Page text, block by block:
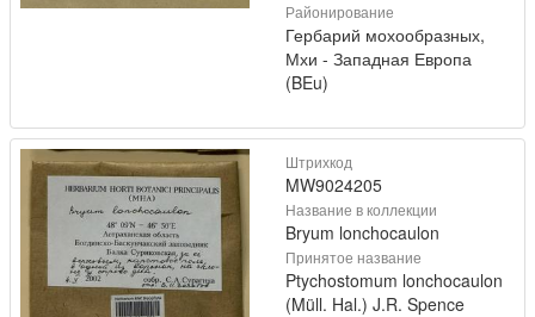
Районирование
Гербарий мохообразных,
Мхи - Западная Европа
(BEu)
Штрихкод
MW9024205
Название в коллекции
Bryum lonchocaulon
Принятое название
Ptychostomum lonchocaulon
(Müll. Hal.) J.R. Spence